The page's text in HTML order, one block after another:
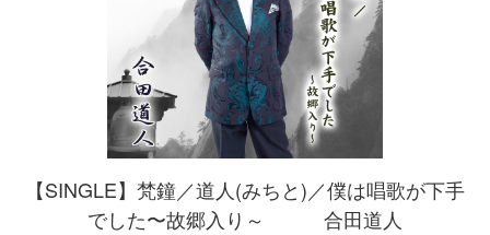
【SINGLE】梵鐘／道人(みちと)／僕は唱歌が下手
でした〜故郷入り～ 合田道人